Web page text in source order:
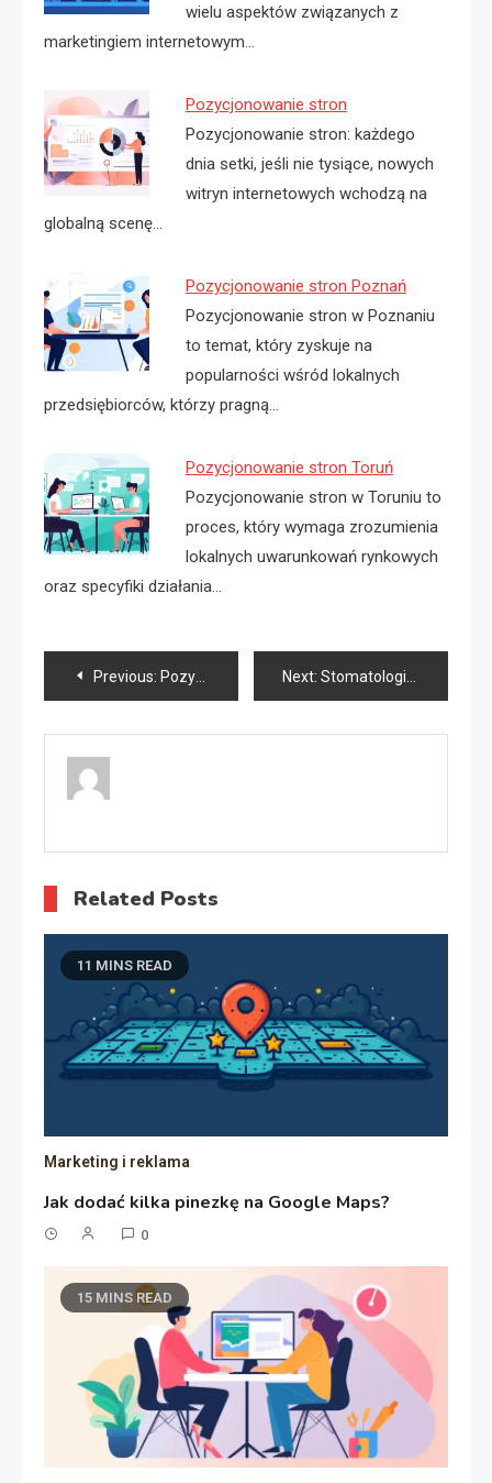
wielu aspektów związanych z
marketingiem internetowym…
Pozycjonowanie stron
Pozycjonowanie stron: każdego
dnia setki, jeśli nie tysiące, nowych
witryn internetowych wchodzą na
globalną scenę…
Pozycjonowanie stron Poznań
Pozycjonowanie stron w Poznaniu
to temat, który zyskuje na
popularności wśród lokalnych
przedsiębiorców, którzy pragną…
Pozycjonowanie stron Toruń
Pozycjonowanie stron w Toruniu to
proces, który wymaga zrozumienia
lokalnych uwarunkowań rynkowych
oraz specyfiki działania…
Nawigacja
wpisu
Previous: Pozycjonowanie stron Gdańsk Next: Stomatologia Szczecin
Related Posts
11 MINS READ
Marketing i reklama
Jak dodać kilka pinezkę na Google Maps?
0
15 MINS READ